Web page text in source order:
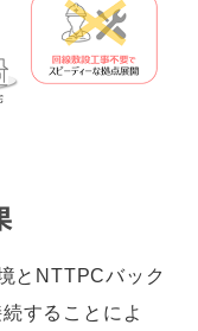
とNTTPCバック
することによ